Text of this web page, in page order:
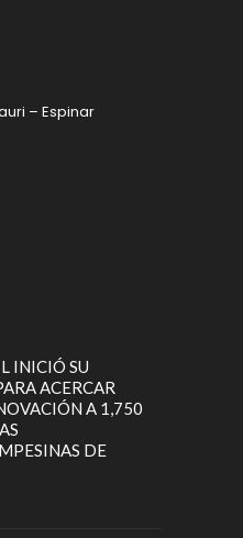
– Espinar
INICIÓ SU
ACERCAR
A 1,750
DE